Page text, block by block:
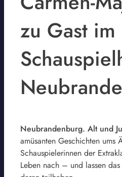
zu Gast im
Neubrandenburg. Alt und
amüsanten Geschichten ums
Schauspielerinnen der
Leben nach – und lassen